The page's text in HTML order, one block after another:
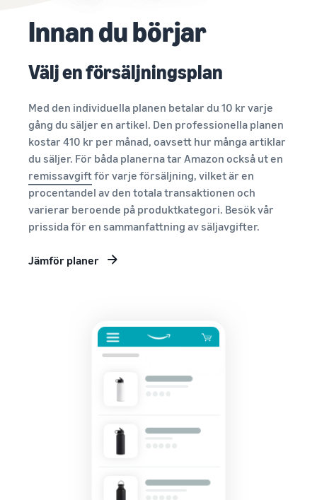
Incitament för
nya säljare
Genom att anta de
tjänster som ingår
i nybörjarguiden
kan du dra nytta av
över 540,000 kr i
nybörjarincitament
Lägre
leveranskostnader
för dina
lågprisprodukter
Utforska låga FBA-avgifter
för kvalificerade produkter
som är prissatta till eller
under €20.
programvarupartners för
att automatisera och
till europeiska Amazon-
butiker
Lär dig mer om alla
tillgängliga europeiska
Amazon-marknadsplatser
och hur du kan växa med
Amazon Fulfillment-
program
kunder över
hela världen
Intäktskalkylator
Beräkna avgifter och
produkt, jämför
leveransmetoder
Innan du börjar
Välj en försäljningsplan
Med den individuella planen betalar du 10 kr varje
gång du säljer en artikel. Den professionella planen
kostar 410 kr per månad, oavsett hur många artiklar
du säljer. För båda planerna tar Amazon också ut en
remissavgiftför varje försäljning, vilket är en
procentandel av den totala transaktionen och
varierar beroende på produktkategori. Besök vår
prissida för en sammanfattning av säljavgifter.
Jämför planer